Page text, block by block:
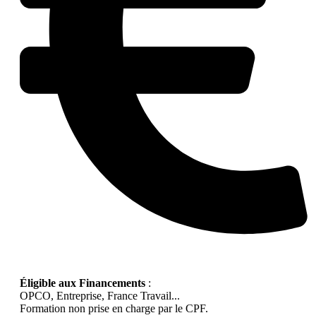
Éligible aux Financements :
OPCO, Entreprise, France Travail...
Formation non prise en charge par le CPF.